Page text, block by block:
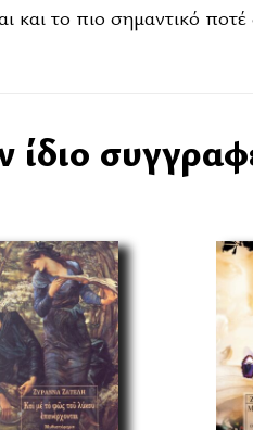
και το πιο σημαντικό ποτέ
ίδιο